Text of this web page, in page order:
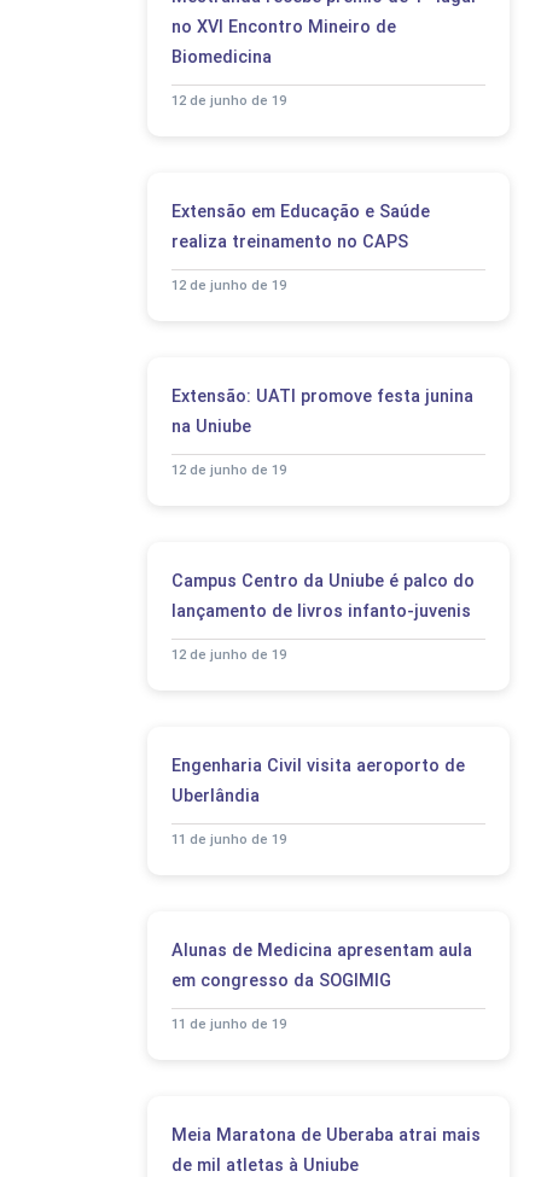
no XVI Encontro Mineiro de
Biomedicina
12 de junho de 19
Extensão em Educação e Saúde
realiza treinamento no CAPS
12 de junho de 19
Extensão: UATI promove festa junina
na Uniube
12 de junho de 19
Campus Centro da Uniube é palco do
lançamento de livros infanto-juvenis
12 de junho de 19
Engenharia Civil visita aeroporto de
Uberlândia
11 de junho de 19
Alunas de Medicina apresentam aula
em congresso da SOGIMIG
11 de junho de 19
Meia Maratona de Uberaba atrai mais
de mil atletas à Uniube